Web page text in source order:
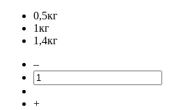
0,5кг
1кг
1,4кг
–
+